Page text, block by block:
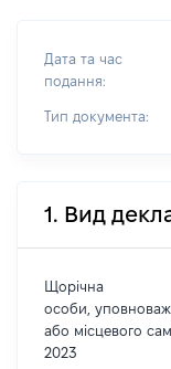
Дата та час
подання:
Тип документа:
1. Вид
Щорічна
особи,
або місцевого
2023